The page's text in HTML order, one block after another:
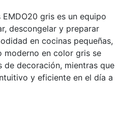
gris es un equipo
descongelar y preparar
en cocinas pequeñas,
moderno en color gris se
decoración, mientras que
y eficiente en el día a